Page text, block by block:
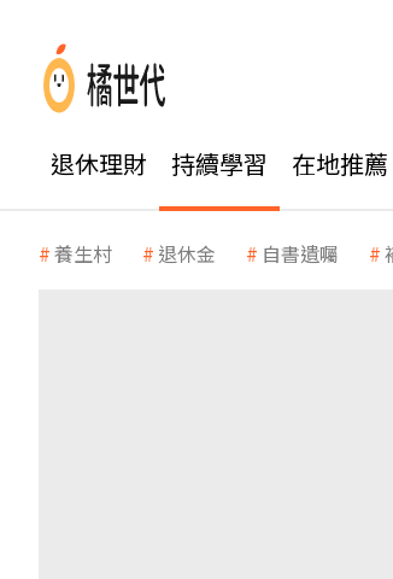
退休理財 持續學習 在地推薦
養生村 退休金 自書遺囑